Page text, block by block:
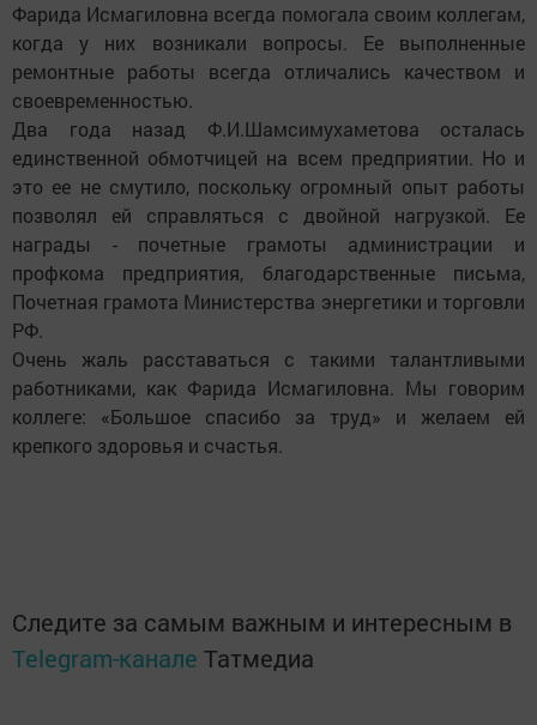
Фарида Исмагиловна всегда помогала своим коллегам,
когда у них возникали вопросы. Ее выполненные
ремонтные работы всегда отличались качеством и
своевременностью.
Два года назад Ф.И.Шамсимухаметова осталась
единственной обмотчицей на всем предприятии. Но и
это ее не смутило, поскольку огромный опыт работы
позволял ей справляться с двойной нагрузкой. Ее
награды - почетные грамоты администрации и
профкома предприятия, благодарственные письма,
Почетная грамота Министерства энергетики и торговли
РФ.
Очень жаль расставаться с такими талантливыми
работниками, как Фарида Исмагиловна. Мы говорим
коллеге: «Большое спасибо за труд» и желаем ей
крепкого здоровья и счастья.
Следите за самым важным и интересным в
Telegram-канале Татмедиа